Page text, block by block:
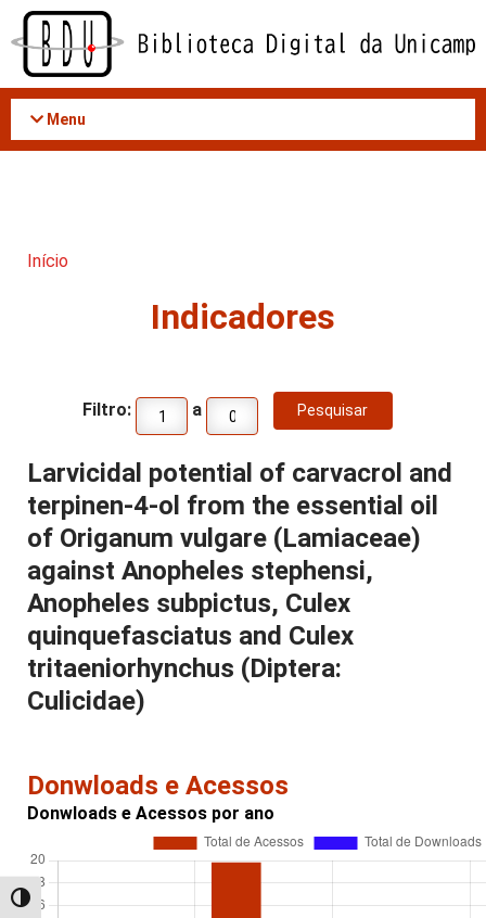
Acessar
conteúdo
Alternar alto contraste
Menu
Início
Indicadores
Filtro: a
Larvicidal potential of carvacrol and
terpinen-4-ol from the essential oil
of Origanum vulgare (Lamiaceae)
against Anopheles stephensi,
Anopheles subpictus, Culex
quinquefasciatus and Culex
tritaeniorhynchus (Diptera:
Culicidae)
Donwloads e Acessos
Donwloads e Acessos por ano